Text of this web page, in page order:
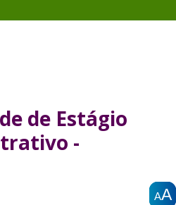
AA
AA
AA
de Estágio
-